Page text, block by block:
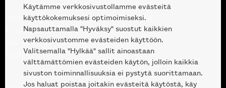
Avoinna kuluttajille ja ammattilaisille:
Erottajankatu 2, 00120 Helsinki
ma-pe 10 — 18
la 10-17
Käytämme verkkosivustollamme evästeitä
käyttökokemuksesi optimoimiseksi.
Napsauttamalla "Hyväksy" suostut kaikkien
verkkosivustomme evästeiden käyttöön.
Valitsemalla "Hylkää" sallit ainoastaan
välttämättömien evästeiden käytön, jolloin kaikkia
sivuston toiminnallisuuksia ei pystytä suorittamaan.
Jos haluat poistaa joitakin evästeitä käytöstä, käy